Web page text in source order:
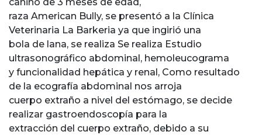
raza American Bully, se presentó a la Clínica
Veterinaria La Barkeria ya que ingirió una
bola de lana, se realiza Se realiza Estudio
ultrasonográfico abdominal, hemoleucograma
y funcionalidad hepática y renal, Como resultado
de la ecografía abdominal nos arroja
cuerpo extraño a nivel del estómago, se decide
realizar gastroendoscopía para la
extracción del cuerpo extraño, debido a su